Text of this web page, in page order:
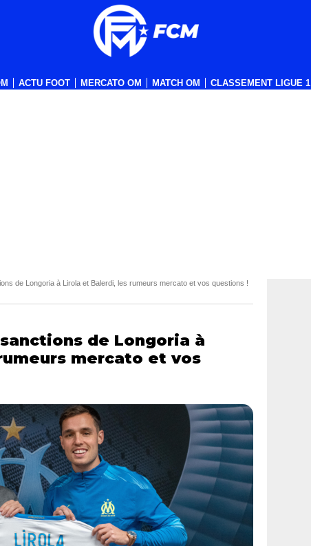
ACTU FOOT MERCATO OM MATCH OM CLASSEMENT LIGUE 1
de Longoria à Lirola et Balerdi, les rumeurs mercato et vos questions !
sanctions de Longoria à
mercato et vos